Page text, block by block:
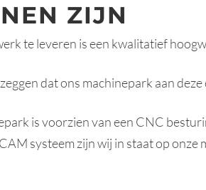
ZIJN
te leveren is een kwalitatief
dat ons machinepark aan deze
is voorzien van een CNC
systeem zijn wij in staat op onze